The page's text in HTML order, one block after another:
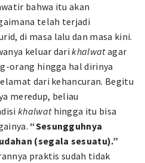
bahwa itu akan
telah terjadi
di masa lalu dan masa kini.
keluar darikhalwatagar
orang hingga hal dirinya
dari kehancuran. Begitu
meredup, beliau
khalwathingga itu bisa
“Sesungguhnya
(segala sesuatu).”
praktis sudah tidak